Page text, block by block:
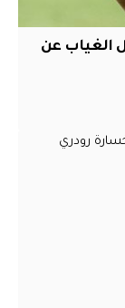
الغياب عن